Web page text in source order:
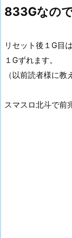
833Gなの
リセット後１G目
１Gずれます。
（以前読者様に教
スマスロ北斗で前